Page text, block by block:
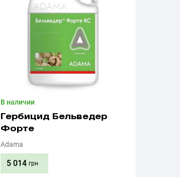
В наличии
Гербицид Бельведер
Форте
Adama
5 014 грн